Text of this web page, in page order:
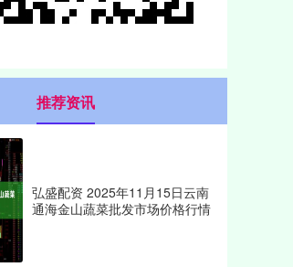
推荐资讯
弘盛配资 2025年11月15日云南
通海金山蔬菜批发市场价格行情